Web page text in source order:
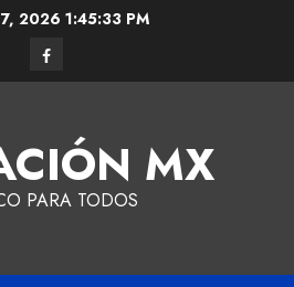
2026 1:45:34 PM
MX
PARA TODOS